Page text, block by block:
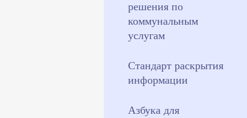
решения по
коммунальным
услугам
Стандарт раскрытия
информации
Азбука для